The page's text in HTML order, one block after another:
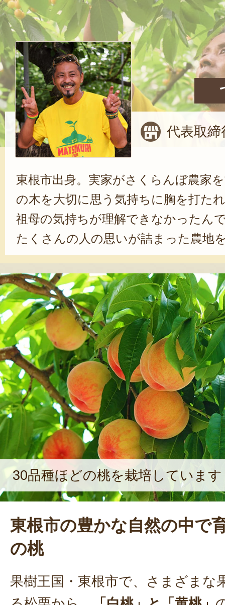
代表取締
東根市出身。実家がさくらんぼ農家
の木を大切に思う気持ちに胸を打た
祖母の気持ちが理解できなかったん
たくさんの人の思いが詰まった農地
い、『松栗』を起業しました」と植
時代からボブ・マーリーが好きだそ
リーが音楽で世界を変えたなら、僕
ようと思ったんです」と笑顔を見せ
で笑顔を世界中に」というスローガ
人に松栗の果物を届けられるよう日
る。
30品種ほどの桃を栽培しています
東根市の豊かな自然の中で
の桃
果樹王国・東根市で、さまざまな